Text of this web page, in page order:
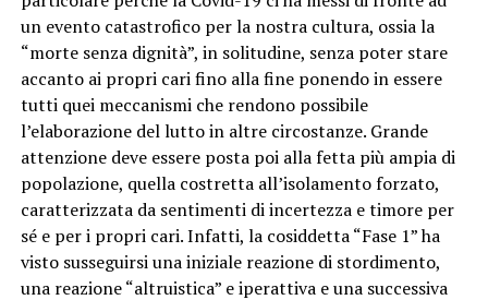
un evento catastrofico per la nostra cultura, ossia la
“morte senza dignità”, in solitudine, senza poter stare
accanto ai propri cari fino alla fine ponendo in essere
tutti quei meccanismi che rendono possibile
l’elaborazione del lutto in altre circostanze. Grande
attenzione deve essere posta poi alla fetta più ampia di
popolazione, quella costretta all’isolamento forzato,
caratterizzata da sentimenti di incertezza e timore per
sé e per i propri cari. Infatti, la cosiddetta “Fase 1” ha
visto susseguirsi una iniziale reazione di stordimento,
una reazione “altruistica” e iperattiva e una successiva